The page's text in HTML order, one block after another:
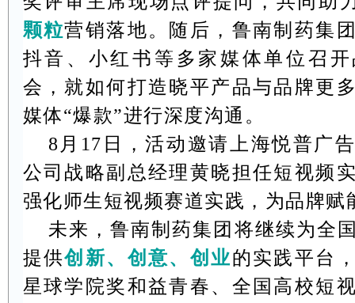
颗粒营销落地。随后，鲁南制药集
抖音、小红书等多家媒体单位召
会，就如何打造晓平产品与品牌更
媒体“爆款”进行深度沟通。
8 月 17 日，活动邀请上海悦普广
公司战略副总经理黄晓担任短视频
强化师生短视频赛道实践，为品牌赋
未来，鲁南制药集团将继续为全
提供创新、创意、创业的实践平台
星球学院奖和益青春、全国高校短